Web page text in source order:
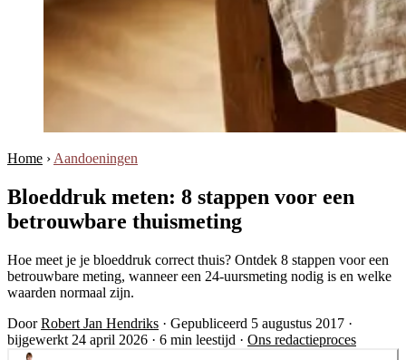
Home › Aandoeningen
Bloeddruk meten: 8 stappen voor een
betrouwbare thuismeting
Hoe meet je je bloeddruk correct thuis? Ontdek 8 stappen voor een
betrouwbare meting, wanneer een 24-uursmeting nodig is en welke
waarden normaal zijn.
DoorRobert Jan Hendriks · Gepubliceerd 5 augustus 2017 ·
bijgewerkt 24 april 2026 · 6 min leestijd · Ons redactieproces